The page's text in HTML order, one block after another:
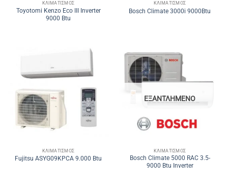
ΚΛΙΜΑΤΙΣΜΌΣ
Toyotomi Kenzo Eco III Inverter
9000 Btu
ΚΛΙΜΑΤΙΣΜΌΣ
Bosch Climate 3000i 9000Btu
ΚΛΙΜΑΤΙΣΜΌΣ
Fujitsu ASYG09KPCA 9.000 Btu
ΕΞΑΝΤΛΗΜΈΝΟ
ΚΛΙΜΑΤΙΣΜΌΣ
Bosch Climate 5000 RAC 3.5-
9000 Btu Inverter